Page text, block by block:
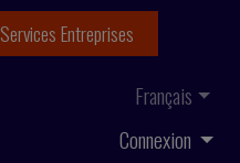
Connexion
Français
Services Entreprises